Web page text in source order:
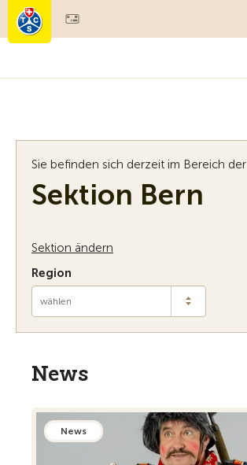
Mitgliedschaft & Leistungen
Sie befinden sich derzeit im Bereich der
Sektion Bern
Sektion ändern
Region
wählen
News
News